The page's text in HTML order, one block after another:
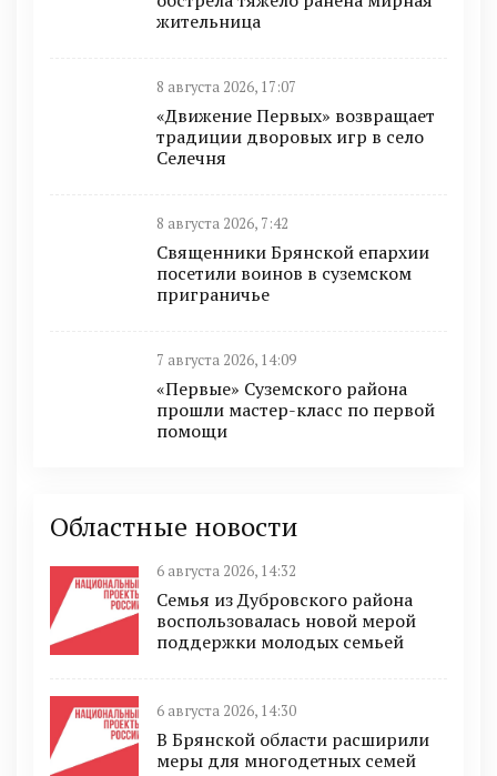
жительница
8 августа 2026, 17:07
«Движение Первых» возвращает
традиции дворовых игр в село
Селечня
8 августа 2026, 7:42
Священники Брянской епархии
посетили воинов в суземском
приграничье
7 августа 2026, 14:09
«Первые» Суземского района
прошли мастер-класс по первой
помощи
Областные новости
6 августа 2026, 14:32
Семья из Дубровского района
воспользовалась новой мерой
поддержки молодых семьей
6 августа 2026, 14:30
В Брянской области расширили
меры для многодетных семей